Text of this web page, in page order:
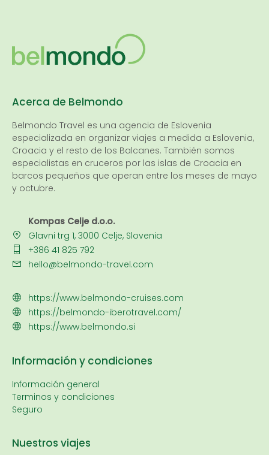
Acerca de Belmondo
Belmondo Travel es una agencia de Eslovenia
especializada en organizar viajes a medida a Eslovenia,
Croacia y el resto de los Balcanes. También somos
especialistas en cruceros por las islas de Croacia en
barcos pequeños que operan entre los meses de mayo
y octubre.
Kompas Celje d.o.o.
Glavni trg 1, 3000 Celje, Slovenia
+386 41 825 792
hello@belmondo-travel.com
https://www.belmondo-cruises.com
https://belmondo-iberotravel.com/
https://www.belmondo.si
Información y condiciones
Información general
Terminos y condiciones
Seguro
Nuestros viajes